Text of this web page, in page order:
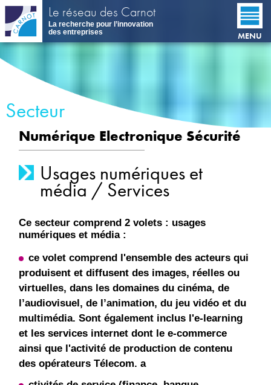
Aller
contenu
principal
Le réseau des Carnot
La recherche pour l’innovation
des entreprises
MENU
Secteur
Numérique Electronique Sécurité
Usages numériques et
média / Services
Ce secteur comprend 2 volets : usages
numériques et média :
ce volet comprend l'ensemble des acteurs qui
produisent et diffusent des images, réelles ou
virtuelles, dans les domaines du cinéma, de
l’audiovisuel, de l’animation, du jeu vidéo et du
multimédia. Sont également inclus l'e-learning
et les services internet dont le e-commerce
ainsi que l'activité de production de contenu
des opérateurs Télecom. a